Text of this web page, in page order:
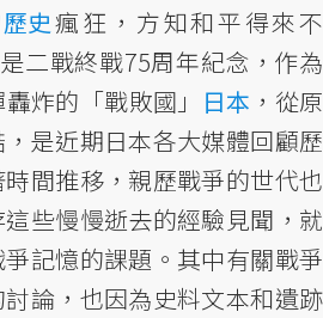
歷史瘋狂，方知和平得來不
二戰終戰75周年紀念，作為
炸的「戰敗國」 日本 ，從原
是近期日本各大媒體回顧歷
間推移，親歷戰爭的世代也
些慢慢逝去的經驗見聞，就
記憶的課題。其中有關戰爭
論，也因為史料文本和遺跡